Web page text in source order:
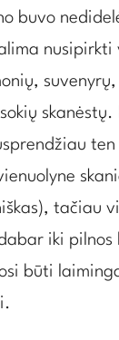
buvo
nusipirkti
skanėstų.
tačiau
iki pilnos
būti